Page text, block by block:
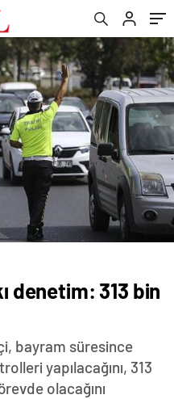
denetim: 313 bin
bayram süresince
yapılacağını, 313
olacağını